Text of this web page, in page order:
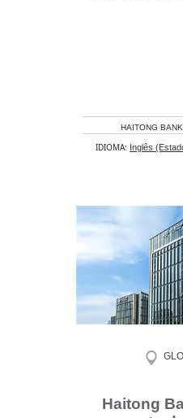
HAITONG BANK
IDIOMA: Inglês
Haitong